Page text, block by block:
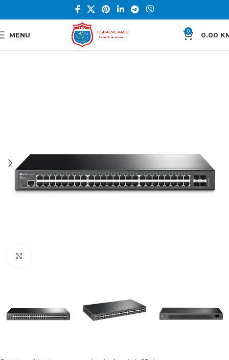
MENU 0 0.00